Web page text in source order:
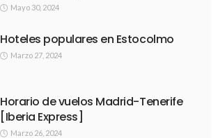
Mayo 30, 2024
Hoteles populares en Estocolmo
Marzo 27, 2024
Horario de vuelos Madrid-Tenerife
[Iberia Express]
Marzo 26, 2024